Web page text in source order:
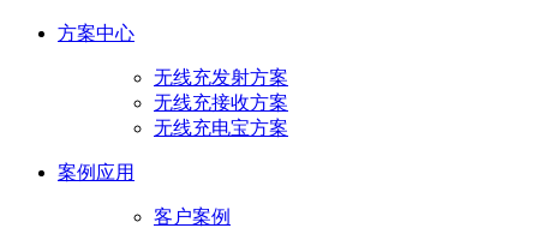
方案中心
无线充发射方案
无线充接收方案
无线充电宝方案
案例应用
客户案例